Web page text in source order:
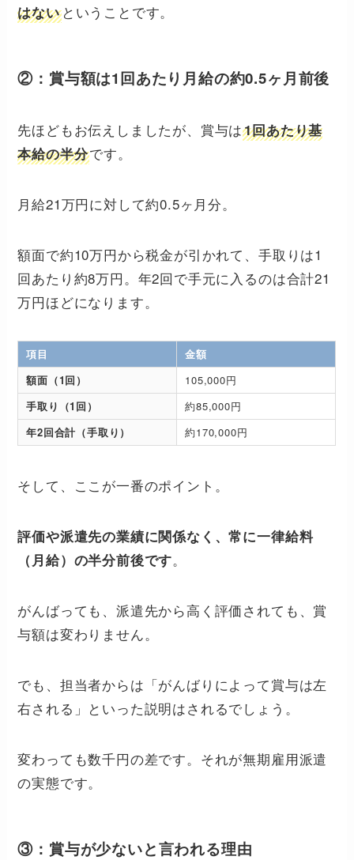
はないということです。
②：賞与額は1回あたり月給の約0.5ヶ月前後
先ほどもお伝えしましたが、賞与は1回あたり基
本給の半分です。
月給21万円に対して約0.5ヶ月分。
額面で約10万円から税金が引かれて、手取りは1
回あたり約8万円。年2回で手元に入るのは合計21
万円ほどになります。
項目
金額
額面（1回）
105,000円
手取り（1回）
約85,000円
年2回合計（手取り）
約170,000円
そして、ここが一番のポイント。
評価や派遣先の業績に関係なく、常に一律給料
（月給）の半分前後です。
がんばっても、派遣先から高く評価されても、賞
与額は変わりません。
でも、担当者からは「がんばりによって賞与は左
右される」といった説明はされるでしょう。
変わっても数千円の差です。それが無期雇用派遣
の実態です。
③：賞与が少ないと言われる理由